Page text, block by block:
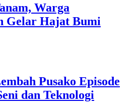
Warga
Gelar Hajat Bumi
Pusako Episode
dan Teknologi